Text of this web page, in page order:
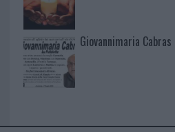
Giovannimaria Cabras